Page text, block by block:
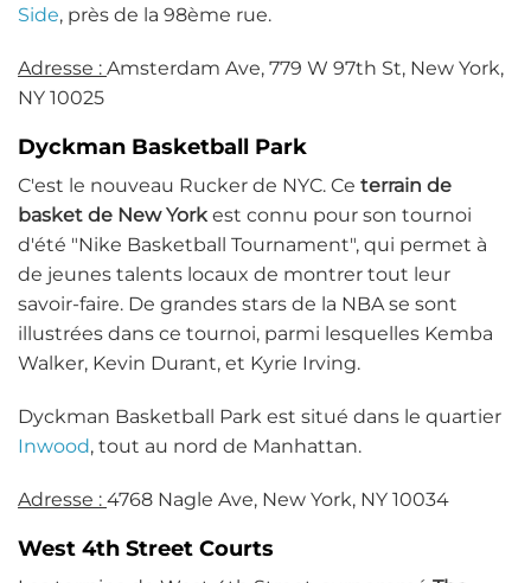
Side, près de la 98ème rue.
Adresse : Amsterdam Ave, 779 W 97th St, New York,
NY 10025
Dyckman Basketball Park
C'est le nouveau Rucker de NYC. Ce terrain de
basket de New York est connu pour son tournoi
d'été "Nike Basketball Tournament", qui permet à
de jeunes talents locaux de montrer tout leur
savoir-faire. De grandes stars de la NBA se sont
illustrées dans ce tournoi, parmi lesquelles Kemba
Walker, Kevin Durant, et Kyrie Irving.
Dyckman Basketball Park est situé dans le quartier
Inwood, tout au nord de Manhattan.
Adresse : 4768 Nagle Ave, New York, NY 10034
West 4th Street Courts